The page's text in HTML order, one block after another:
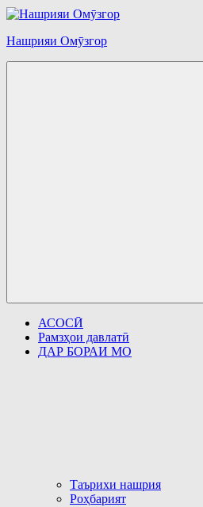
Перейти
содержимому
Нашрияи Омӯзгор
АСОСӢ
Рамзҳои давлатӣ
ДАР БОРАИ МО
Таърихи нашрия
Роҳбарият